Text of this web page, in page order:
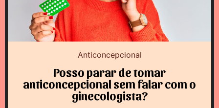
Anticoncepcional
Posso parar de tomar
anticoncepcional sem falar com o
ginecologista?